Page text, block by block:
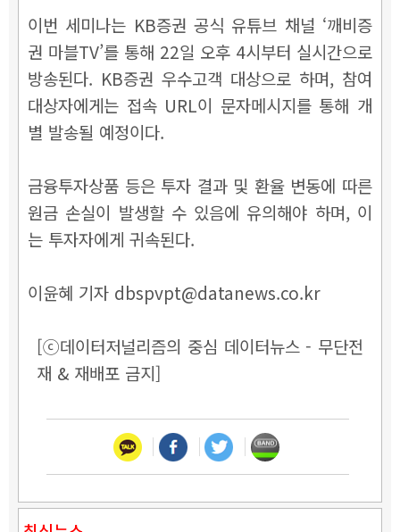
이번 세미나는 KB증권 공식 유튜브 채널 ‘깨비증
권 마블TV’를 통해 22일 오후 4시부터 실시간으로
방송된다. KB증권 우수고객 대상으로 하며, 참여
대상자에게는 접속 URL이 문자메시지를 통해 개
별 발송될 예정이다.
금융투자상품 등은 투자 결과 및 환율 변동에 따른
원금 손실이 발생할 수 있음에 유의해야 하며, 이
는 투자자에게 귀속된다.
이윤혜 기자 dbspvpt@datanews.co.kr
[ⓒ데이터저널리즘의 중심 데이터뉴스 - 무단전
재 & 재배포 금지]